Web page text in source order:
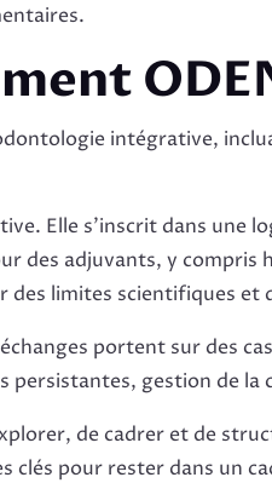
intégrative,
Elle s’inscrit dans une
des adjuvants, y compris
des limites scientifiques et
portent sur des
gestion de la
de cadrer et de
pour rester dans un